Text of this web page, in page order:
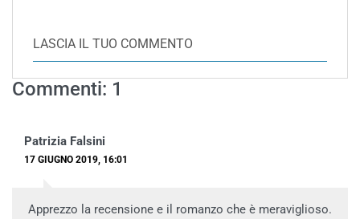
LASCIA IL TUO COMMENTO
Commenti: 1
Patrizia Falsini
17 GIUGNO 2019, 16:01
Apprezzo la recensione e il romanzo che è meraviglioso.